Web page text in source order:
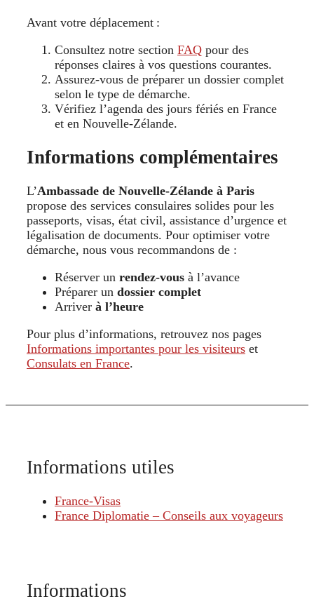
Avant votre déplacement :
Consultez notre section FAQ pour des
réponses claires à vos questions courantes.
Assurez-vous de préparer un dossier complet
selon le type de démarche.
Vérifiez l’agenda des jours fériés en France
et en Nouvelle‑Zélande.
Informations complémentaires
L’Ambassade de Nouvelle‑Zélande à Paris
propose des services consulaires solides pour les
passeports, visas, état civil, assistance d’urgence et
légalisation de documents. Pour optimiser votre
démarche, nous vous recommandons de :
Réserver un rendez‑vous à l’avance
Préparer un dossier complet
Arriver à l’heure
Pour plus d’informations, retrouvez nos pages
Informations importantes pour les visiteurs et
Consulats en France.
Informations utiles
France-Visas
France Diplomatie – Conseils aux voyageurs
Informations